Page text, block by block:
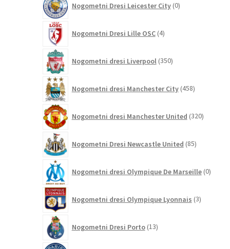
Nogometni Dresi Leicester City 0izdelkov
Nogometni Dresi Lille OSC 4izdelki
Nogometni dresi Liverpool 350izdelkov
Nogometni dresi Manchester City 458izdelkov
Nogometni dresi Manchester United 320izdelkov
Nogometni Dresi Newcastle United 85izdelkov
Nogometni dresi Olympique De Marseille 0
Nogometni dresi Olympique Lyonnais 3izdelki
Nogometni Dresi Porto 13izdelkov